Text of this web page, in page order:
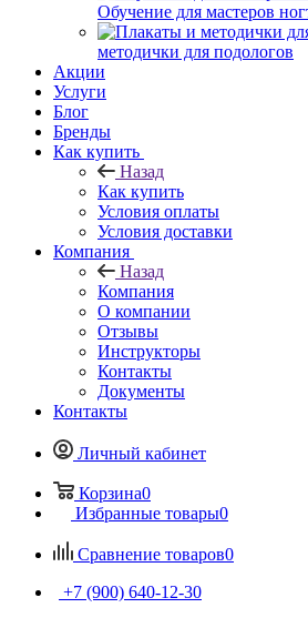
Обучение для мастеров
методички для подологов
Акции
Услуги
Блог
Бренды
Как купить
Назад
Как купить
Условия оплаты
Условия доставки
Компания
Назад
Компания
О компании
Отзывы
Инструкторы
Контакты
Документы
Контакты
Личный кабинет
Корзина0
Избранные товары0
Сравнение товаров0
+7 (900) 640-12-30